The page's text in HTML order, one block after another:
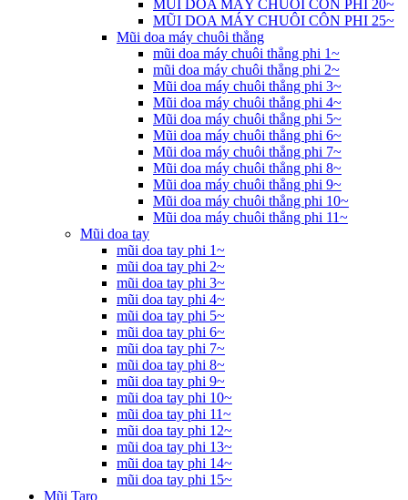
MŨI DOA MÁY CHUÔI CÔN PHI 20~
MŨI DOA MÁY CHUÔI CÔN PHI 25~
Mũi doa máy chuôi thẳng
mũi doa máy chuôi thẳng phi 1~
mũi doa máy chuôi thẳng phi 2~
Mũi doa máy chuôi thẳng phi 3~
Mũi doa máy chuôi thẳng phi 4~
Mũi doa máy chuôi thẳng phi 5~
Mũi doa máy chuôi thẳng phi 6~
Mũi doa máy chuôi thẳng phi 7~
Mũi doa máy chuôi thẳng phi 8~
Mũi doa máy chuôi thẳng phi 9~
Mũi doa máy chuôi thẳng phi 10~
Mũi doa máy chuôi thẳng phi 11~
Mũi doa tay
mũi doa tay phi 1~
mũi doa tay phi 2~
mũi doa tay phi 3~
mũi doa tay phi 4~
mũi doa tay phi 5~
mũi doa tay phi 6~
mũi doa tay phi 7~
mũi doa tay phi 8~
mũi doa tay phi 9~
mũi doa tay phi 10~
mũi doa tay phi 11~
mũi doa tay phi 12~
mũi doa tay phi 13~
mũi doa tay phi 14~
mũi doa tay phi 15~
Mũi Taro